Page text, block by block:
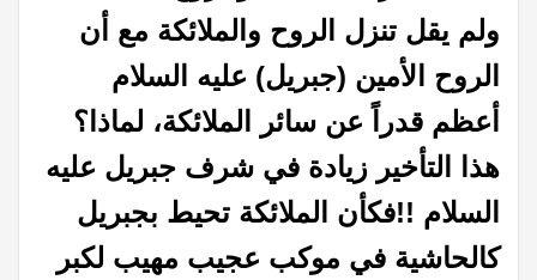
ولم يقل تنزل الروح والملائكة مع أن
الروح الأمين (جبريل) عليه السلام
أعظم قدراً عن سائر الملائكة، لماذا؟
هذا التأخير زيادة في شرف جبريل عليه
السلام !!فكأن الملائكة تحيط بجبريل
كالحاشية في موكب عجيب مهيب لكبر